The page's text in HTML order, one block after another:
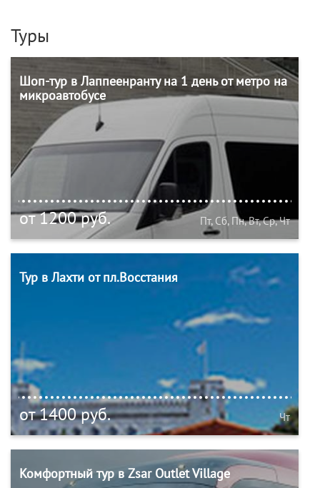
Туры
Шоп-тур в Лаппеенранту на 1 день от метро на
микроавтобусе
от 1200 руб. Пт, Сб, Пн, Вт, Ср, Чт
Тур в Лахти от пл.Восстания
от 1400 руб. Чт
Комфортный тур в Zsar Outlet Village